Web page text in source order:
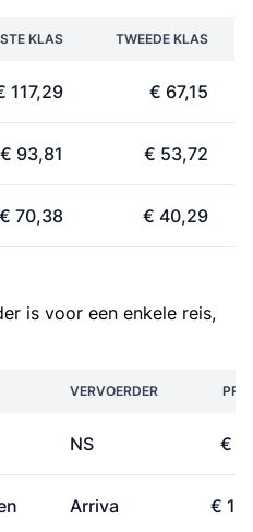
KLAS TWEEDE KLAS
117,29 € 67,15
€ 93,81 € 53,72
€ 70,38 € 40,29
is voor een enkele reis,
VERVOERDER
NS €
Arriva €